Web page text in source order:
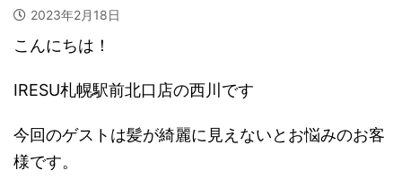
2023年2月18日
こんにちは！
IRESU札幌駅前北口店の西川です
今回のゲストは髪が綺麗に見えないとお悩みのお客
様です。